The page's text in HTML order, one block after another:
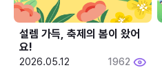
설렘 가득, 축제의 봄이 왔어
요!
2026.05.12 1962